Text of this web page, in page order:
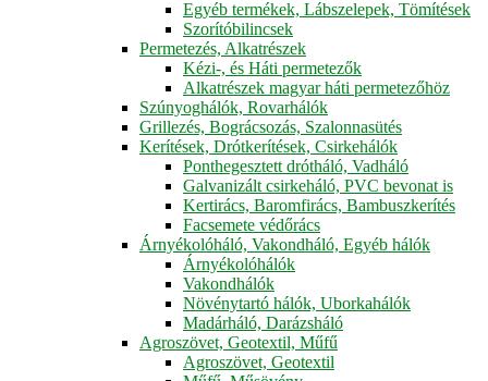
Egyéb termékek, Lábszelepek, Tömítések
Szorítóbilincsek
Permetezés, Alkatrészek
Kézi-, és Háti permetezők
Alkatrészek magyar háti permetezőhöz
Szúnyoghálók, Rovarhálók
Grillezés, Bográcsozás, Szalonnasütés
Kerítések, Drótkerítések, Csirkehálók
Ponthegesztett drótháló, Vadháló
Galvanizált csirkeháló, PVC bevonat is
Kertirács, Baromfirács, Bambuszkerítés
Facsemete védőrács
Árnyékolóháló, Vakondháló, Egyéb hálók
Árnyékolóhálók
Vakondhálók
Növénytartó hálók, Uborkahálók
Madárháló, Darázsháló
Agroszövet, Geotextil, Műfű
Agroszövet, Geotextil